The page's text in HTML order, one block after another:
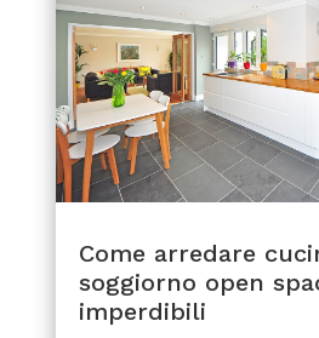
Come arredare
soggiorno open
imperdibili